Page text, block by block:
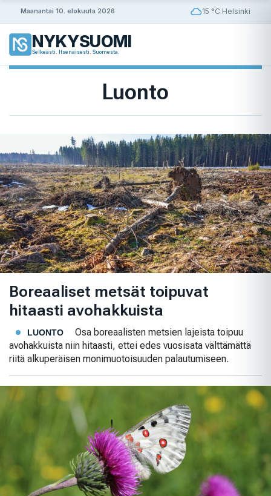
Maanantai 10. elokuuta 2026 15 °C Helsinki
NYKYSUOMI
Selkeästi. Itsenäisesti. Suomesta.
Luonto
Boreaaliset metsät toipuvat
hitaasti avohakkuista
LUONTO
Osa boreaalisten metsien lajeista toipuu
avohakkuista niin hitaasti, ettei edes vuosisata välttämättä
riitä alkuperäisen monimuotoisuuden palautumiseen.